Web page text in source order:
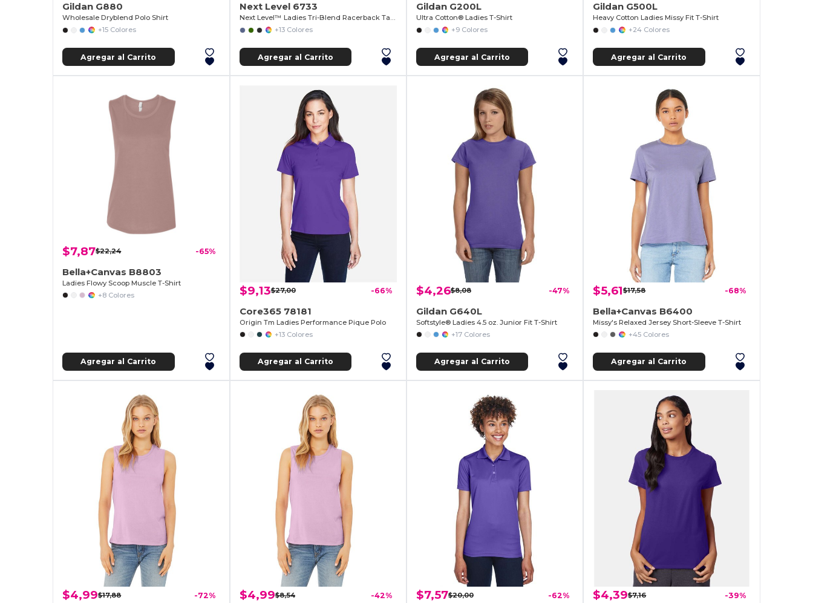
Gildan G880
Wholesale Dryblend Polo Shirt
+15 Colores
Agregar al Carrito
Next Level 6733
Next Level™ Ladies Tri-Blend Racerback Tank
+13 Colores
Agregar al Carrito
Gildan G200L
Ultra Cotton® Ladies T-Shirt
+9 Colores
Agregar al Carrito
Gildan G500L
Heavy Cotton Ladies Missy Fit T-Shirt
+24 Colores
Agregar al Carrito
$7,87$22,24 -65%
Bella+Canvas B8803
Ladies Flowy Scoop Muscle T-Shirt
+8 Colores
Agregar al Carrito
$9,13$27,00 -66%
Core365 78181
Origin Tm Ladies Performance Pique Polo
+13 Colores
Agregar al Carrito
$4,26$8,08 -47%
Gildan G640L
Softstyle® Ladies 4.5 oz. Junior Fit T-Shirt
+17 Colores
Agregar al Carrito
$5,61$17,58 -68%
Bella+Canvas B6400
Missy's Relaxed Jersey Short-Sleeve T-Shirt
+45 Colores
Agregar al Carrito
$4,99$17,88 -72% $4,99$8,54 -42% $7,57$20,00 -62% $4,39$7,16 -39%